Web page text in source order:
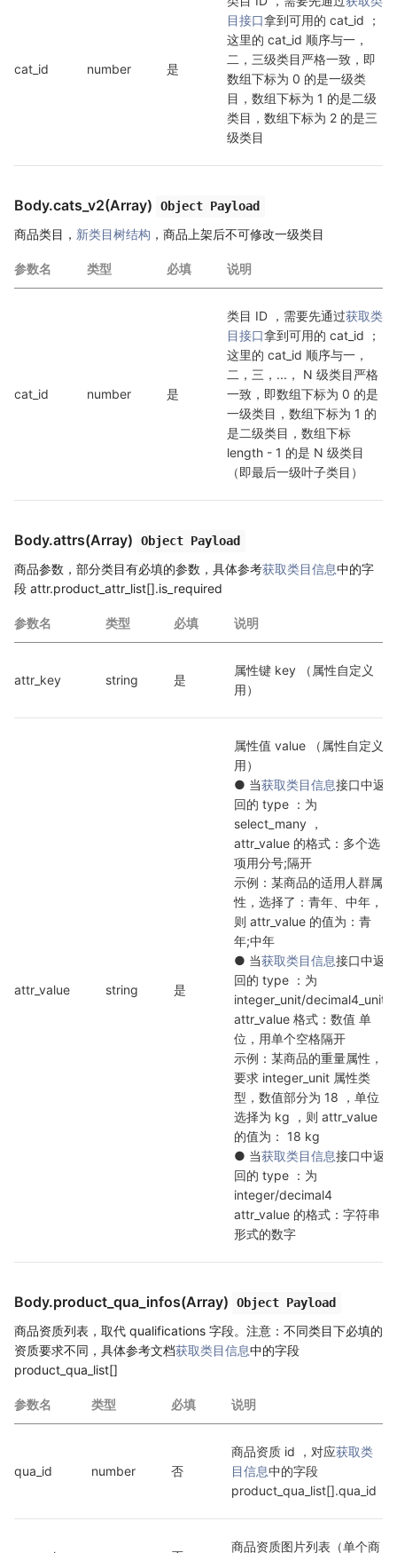
cat_id number 是
目接口拿到可用的 cat_id ；
这里的 cat_id 顺序与一，
二，三级类目严格一致，即
数组下标为 0 的是一级类
目，数组下标为 1 的是二级
类目，数组下标为 2 的是三
级类目
Body.cats_v2(Array) Object Payload
商品类目， 新类目树结构 ，商品上架后不可修改一级类目
参数名 类型 必填 说明
cat_id number 是
类目 ID ，需要先通过获取类
目接口拿到可用的 cat_id ；
这里的 cat_id 顺序与一，
二，三，...， N 级类目严格
一致，即数组下标为 0 的是
一级类目，数组下标为 1 的
是二级类目，数组下标
length - 1 的是 N 级类目
（即最后一级叶子类目）
Body.attrs(Array) Object Payload
商品参数，部分类目有必填的参数，具体参考获取类目信息中的字
段 attr.product_attr_list[].is_required
参数名 类型 必填 说明
attr_key string 是
属性键 key （属性自定义
用）
attr_value string 是
属性值 value （属性自定义
用）
● 当获取类目信息接口中返
回的 type ：为
select_many ，
attr_value 的格式：多个选
项用分号;隔开
示例：某商品的适用人群属
性，选择了：青年、中年，
则 attr_value 的值为：青
年;中年
● 当获取类目信息接口中返
回的 type ：为
integer_unit/decimal4_unit
attr_value 格式：数值 单
位，用单个空格隔开
示例：某商品的重量属性，
要求 integer_unit 属性类
型，数值部分为 18 ，单位
选择为 kg ，则 attr_value
的值为： 18 kg
● 当获取类目信息接口中返
回的 type ：为
integer/decimal4
attr_value 的格式：字符串
形式的数字
Body.product_qua_infos(Array) Object Payload
商品资质列表，取代 qualifications 字段。注意：不同类目下必填的
资质要求不同，具体参考文档获取类目信息中的字段
product_qua_list[]
参数名 类型 必填 说明
qua_id number 否
商品资质 id ，对应获取类
目信息中的字段
product_qua_list[].qua_id
商品资质图片列表（单个商